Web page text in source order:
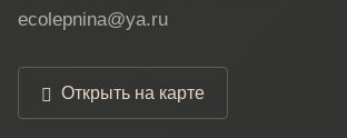
ecolepnina@ya.ru
Открыть на карте